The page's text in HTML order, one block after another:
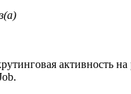
активность